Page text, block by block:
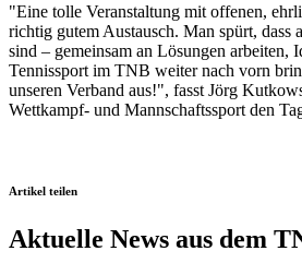
"Eine tolle Veranstaltung mit offenen,
richtig gutem Austausch. Man spürt, dass
sind – gemeinsam an Lösungen arbeiten,
Tennissport im TNB weiter nach vorn
unseren Verband aus!", fasst Jörg
Wettkampf- und Mannschaftssport den
Artikel teilen
Aktuelle News aus dem